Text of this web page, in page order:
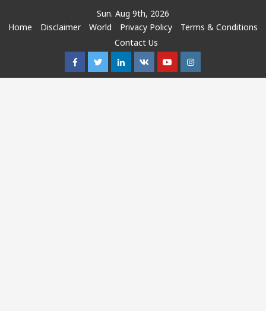
Sun. Aug 9th, 2026
Home
Disclaimer World Privacy Policy
Terms & Conditions
Contact Us
FacebookTwitterLinkedin
VK YoutubeInstagram